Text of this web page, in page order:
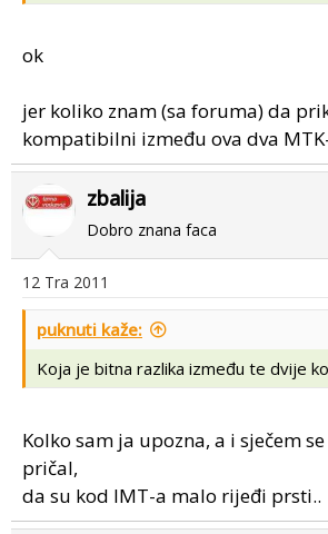
ok
jer koliko znam (sa foruma) da
kompatibilni između ova dva
zbalija
Dobro znana faca
12 Tra 2011
puknuti kaže:
Koja je bitna razlika između te dvije
Kolko sam ja upozna, a i sječem
pričal,
da su kod IMT-a malo rijeđi prsti..